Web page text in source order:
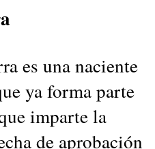
es una naciente
ya forma parte
imparte la
de aprobación